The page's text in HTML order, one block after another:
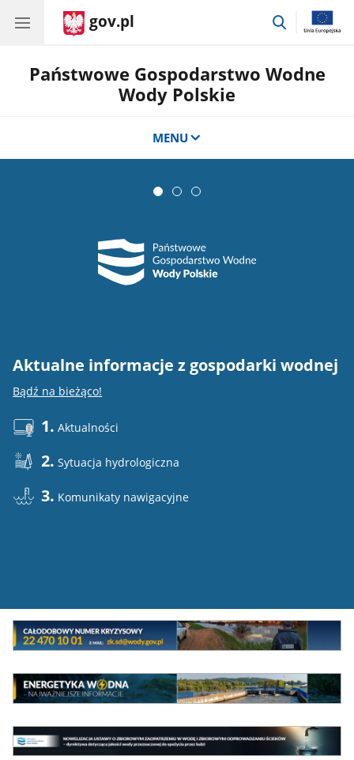
gov.pl
przejdź
Państwowe Gospodarstwo Wodne
Wody Polskie
MENU
Aktualne informacje z gospodarki wodnej
Bądź na bieżąco!
1. Aktualności
2. Sytuacja hydrologiczna
3. Komunikaty nawigacyjne
Mini
baner
numer
kryzysowy
MEW
Energetyka
-
najważniejsze
Nowelizacja
UOZZW